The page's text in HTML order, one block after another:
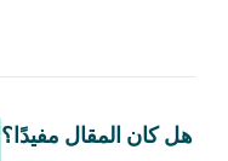
هل كان المقال مفيدًا؟